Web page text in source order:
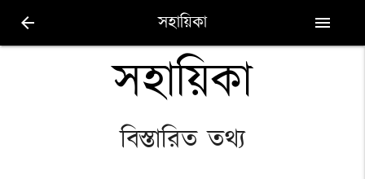
arrow_back সহায়িকা menu
সহায়িকা
বিস্তারিত তথ্য